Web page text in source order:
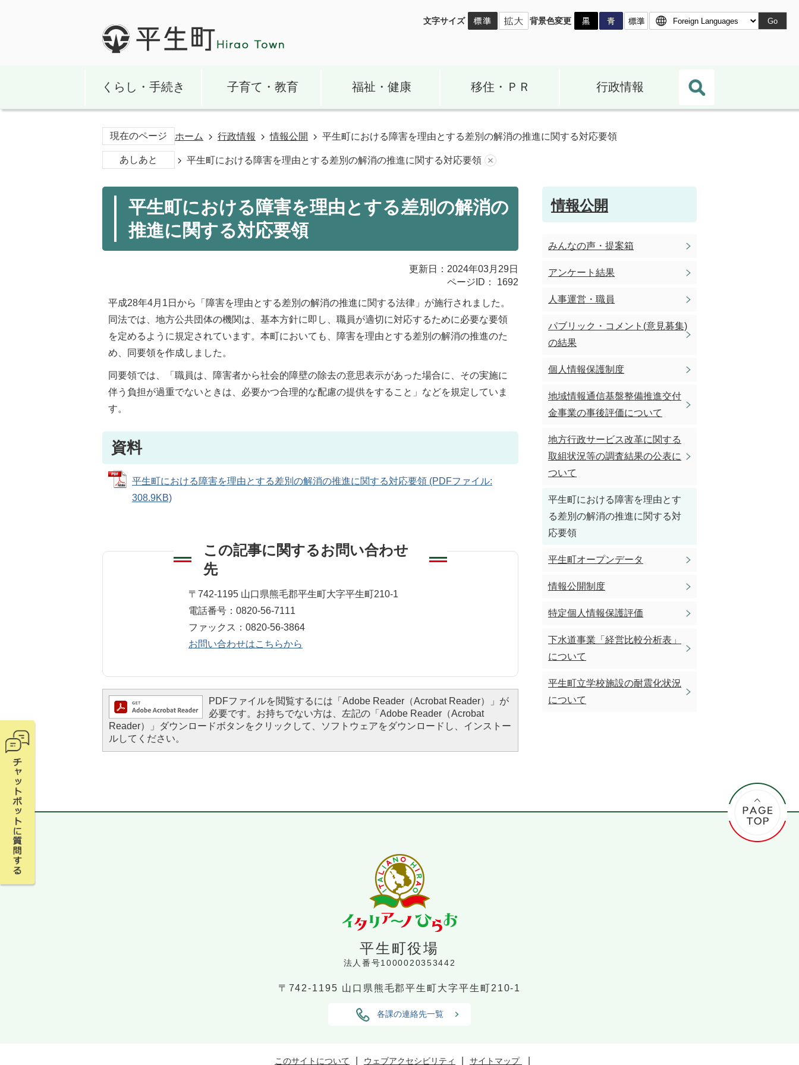
文字サイズ 背景色変更 Go
くらし・手続き 子育て・教育 福祉・健康 移住・ＰＲ 行政情報
現在のページ ホーム 行政情報 情報公開 平生町における障害を理由とする差別の解消の推進に関する対応要領
あしあと 平生町における障害を理由とする差別の解消の推進に関する対応要領
平生町における障害を理由とする差別の解消の
推進に関する対応要領
更新日：2024年03月29日
ページID：
1692
平成28年4月1日から「障害を理由とする差別の解消の推進に関する法律」が施行されました。
同法では、地方公共団体の機関は、基本方針に即し、職員が適切に対応するために必要な要領
を定めるように規定されています。本町においても、障害を理由とする差別の解消の推進のた
め、同要領を作成しました。
同要領では、「職員は、障害者から社会的障壁の除去の意思表示があった場合に、その実施に
伴う負担が過重でないときは、必要かつ合理的な配慮の提供をすること」などを規定していま
す。
資料
平生町における障害を理由とする差別の解消の推進に関する対応要領 (PDFファイル:
308.9KB)
この記事に関するお問い合わせ
先
総務課 人事班
〒742-1195 山口県熊毛郡平生町大字平生町210-1
電話番号：0820-56-7111
ファックス：0820-56-3864
お問い合わせはこちらから
PDFファイルを閲覧するには「Adobe Reader（Acrobat Reader）」が
必要です。お持ちでない方は、左記の「Adobe Reader（Acrobat
Reader）」ダウンロードボタンをクリックして、ソフトウェアをダウンロードし、インストー
ルしてください。
情報公開
みんなの声・提案箱
アンケート結果
人事運営・職員
パブリック・コメント(意見募集)
の結果
個人情報保護制度
地域情報通信基盤整備推進交付
金事業の事後評価について
地方行政サービス改革に関する
取組状況等の調査結果の公表に
ついて
平生町における障害を理由とす
る差別の解消の推進に関する対
応要領
平生町オープンデータ
情報公開制度
特定個人情報保護評価
下水道事業「経営比較分析表」
について
平生町立学校施設の耐震化状況
について
平生町役場
法人番号1000020353442
〒742-1195 山口県熊毛郡平生町大字平生町210-1
各課の連絡先一覧
このサイトについて ウェブアクセシビリティ サイトマップ